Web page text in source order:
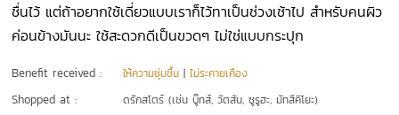
ชื่นไว้ แต่ถ้าอยากใช้เดี่ยวแบบเราก็ไว้ทาเป็นช่วงเช้าไป สำหรับคนผิว
ค่อนข้างมันนะ ใช้สะดวกดีเป็นขวดๆ ไม่ใช่แบบกระปุก
Benefit received : ให้ความชุ่มชื้น |ไม่ระคายเคือง
Shopped at : ดรักสโตร์ (เช่น บู๊ทส์, วัตสัน, ซูรูฮะ, มัทสึคิโยะ)